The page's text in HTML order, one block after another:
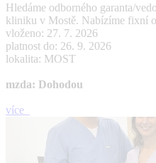
Hledáme odborného garanta/
kliniku v Mostě. Nabízíme fixní
vloženo: 27. 7. 2026
platnost do: 26. 9. 2026
lokalita: MOST
mzda: Dohodou
více